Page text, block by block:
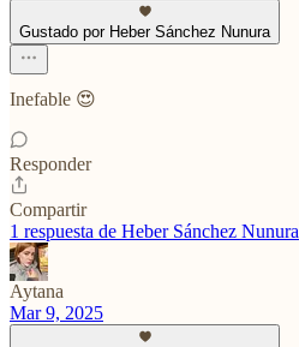
Gustado por Heber Sánchez Nunura
Inefable 😍
Responder
Compartir
1 respuesta de Heber Sánchez Nunura
Aytana
Mar 9, 2025